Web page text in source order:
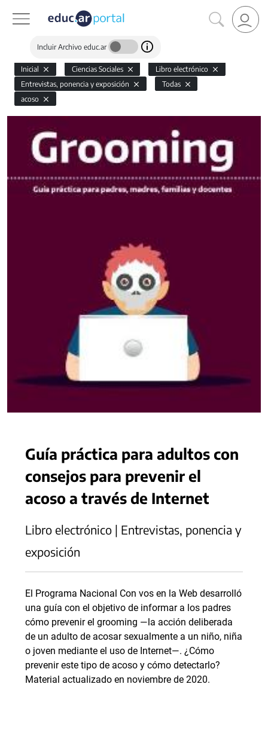
Incluir Archivo educ.ar
Inicial Ciencias Sociales
Libro electrónico
Entrevistas, ponencia y exposición
Todas
acoso
Guía práctica para adultos con
consejos para prevenir el
acoso a través de Internet
Libro electrónico | Entrevistas, ponencia y
exposición
El Programa Nacional Con vos en la Web desarrolló
una guía con el objetivo de informar a los padres
cómo prevenir el grooming —la acción deliberada
de un adulto de acosar sexualmente a un niño, niña
o joven mediante el uso de Internet—. ¿Cómo
prevenir este tipo de acoso y cómo detectarlo?
Material actualizado en noviembre de 2020.